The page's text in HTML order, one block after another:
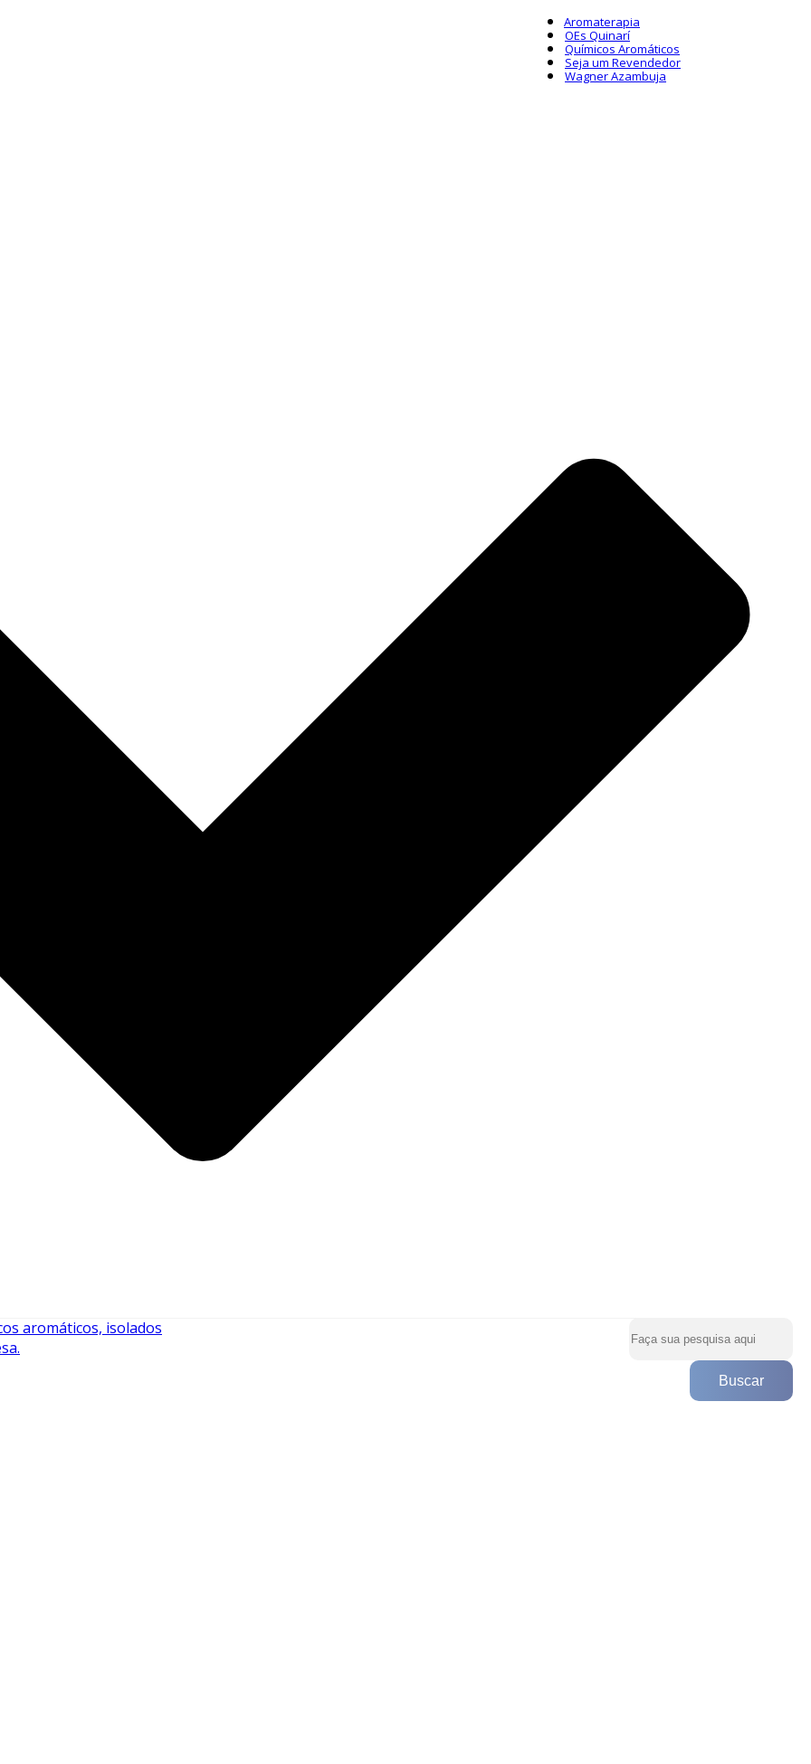
Aromaterapia
OEs Quinarí
Químicos Aromáticos
Seja um Revendedor
Wagner Azambuja